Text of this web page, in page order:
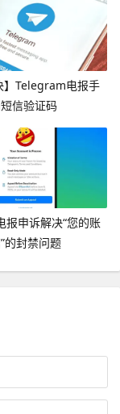
】Telegram电报手
信验证码
申诉解决“您的账
的封禁问题